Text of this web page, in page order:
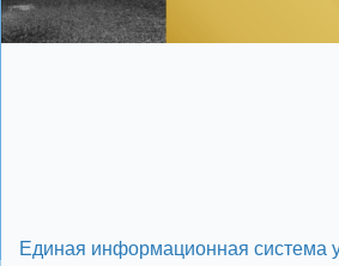
Единая информационная система